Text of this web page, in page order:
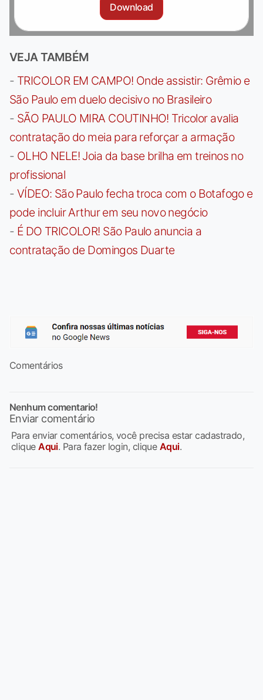
Download
VEJA TAMBÉM
- TRICOLOR EM CAMPO! Onde assistir: Grêmio e
São Paulo em duelo decisivo no Brasileiro
- SÃO PAULO MIRA COUTINHO! Tricolor avalia
contratação do meia para reforçar a armação
- OLHO NELE! Joia da base brilha em treinos no
profissional
- VÍDEO: São Paulo fecha troca com o Botafogo e
pode incluir Arthur em seu novo negócio
- É DO TRICOLOR! São Paulo anuncia a
contratação de Domingos Duarte
Comentários
Nenhum comentario!
Enviar comentário
Para enviar comentários, você precisa estar cadastrado,
cliqueAqui. Para fazer login, clique Aqui.